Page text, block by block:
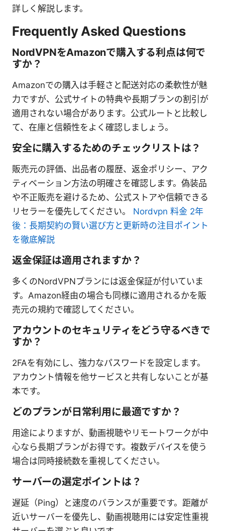
詳しく解説します。
Frequently Asked Questions
NordVPNをAmazonで購入する利点は何で
すか？
Amazonでの購入は手軽さと配送対応の柔軟性が魅
力ですが、公式サイトの特典や長期プランの割引が
適用されない場合があります。公式ルートと比較し
て、在庫と信頼性をよく確認しましょう。
安全に購入するためのチェックリストは？
販売元の評価、出品者の履歴、返金ポリシー、アク
ティベーション方法の明確さを確認します。偽装品
や不正販売を避けるため、公式ストアや信頼できる
リセラーを優先してください。 Nordvpn 料金 2年
後：長期契約の賢い選び方と更新時の注目ポイント
を徹底解説
返金保証は適用されますか？
多くのNordVPNプランには返金保証が付いていま
す。Amazon経由の場合も同様に適用されるかを販
売元の規約で確認してください。
アカウントのセキュリティをどう守るべきで
すか？
2FAを有効にし、強力なパスワードを設定します。
アカウント情報を他サービスと共有しないことが基
本です。
どのプランが日常利用に最適ですか？
用途によりますが、動画視聴やリモートワークが中
心なら長期プランがお得です。複数デバイスを使う
場合は同時接続数を重視してください。
サーバーの選定ポイントは？
遅延（Ping）と速度のバランスが重要です。距離が
近いサーバーを優先し、動画視聴用には安定性重視